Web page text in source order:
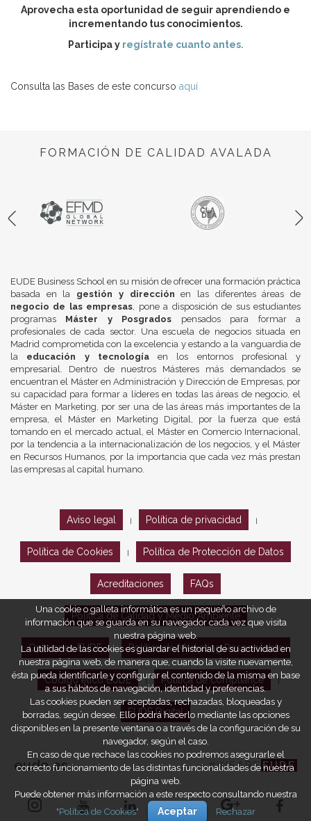
Aprovecha esta oportunidad de seguir aprendiendo e
incrementando tus conocimientos.
Participa y regístrate cuanto antes.
Consulta las Bases de este concurso aquí
FORMACIÓN DE CALIDAD AVALADA
EUDE Business School en su misión de ofrecer una formación práctica
basada en la gestión y dirección en las diferentes áreas de
negocio de las empresas, pone a disposición de sus estudiantes
programas Máster y Posgrados pensados para formar a
profesionales de cada sector. Una escuela de negocios situada en
Madrid comprometida con la excelencia y estando a la vanguardia de
la educación y tecnologíaen los entornos profesional y
empresarial. Dentro de nuestros Másteres más demandados se
encuentran el Máster en Administración y Dirección de Empresas, por
su capacidad para formar a líderes en todas las áreas de negocio, el
Máster en Marketing, por ser una de las áreas más importantes de la
empresa, el Máster en Marketing Digital, por la fuerza que está
tomando en el mercado actual, el Máster en Comercio Internacional,
por la tendencia a la internacionalización de los negocios, y el Máster
en Recursos Humanos, por la importancia que cada vez más prestan
las empresas al capital humano.
Aviso legal Política de privacidad
Política de Cookies Política de Protección de Datos
Acreditaciones FAQs
Política de Calidad y Medio Ambiente
Opiniones EUDE Política de Marketing Responsable
Código ético EUDE Política de compliance
EUDE Digital
eude.es #WEAREEUDE
Una cookie o galleta informática es un pequeño archivo de
información que se guarda en su navegador cada vez que visita
nuestra página web.
La utilidad de las cookies es guardar el historial de su actividad en
nuestra página web, de manera que, cuando la visite nuevamente,
ésta pueda identificarle y configurar el contenido de la misma en base
a sus hábitos de navegación, identidad y preferencias.
Las cookies pueden ser aceptadas, rechazadas, bloqueadas y
borradas, según desee. Ello podrá hacerlo mediante las opciones
disponibles en la presente ventana o a través de la configuración de su
navegador, según el caso.
En caso de que rechace las cookies no podremos asegurarle el
correcto funcionamiento de las distintas funcionalidades de nuestra
página web.
Puede obtener más información a este respecto consultando nuestra
"Política de Cookies"
Aceptar Rechazar